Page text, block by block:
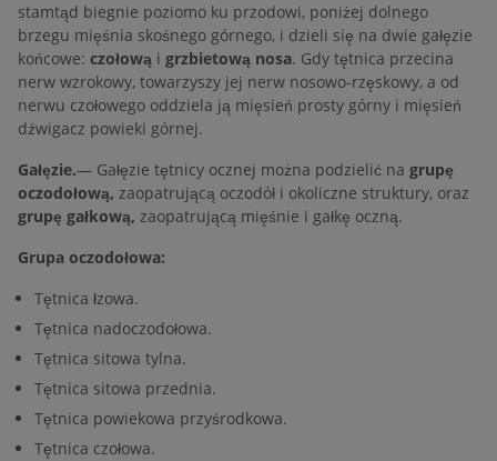
stamtąd biegnie poziomo ku przodowi, poniżej dolnego
brzegu mięśnia skośnego górnego, i dzieli się na dwie gałęzie
końcowe: czołową i grzbietową nosa. Gdy tętnica przecina
nerw wzrokowy, towarzyszy jej nerw nosowo-rzęskowy, a od
nerwu czołowego oddziela ją mięsień prosty górny i mięsień
dźwigacz powieki górnej.
Gałęzie.— Gałęzie tętnicy ocznej można podzielić na grupę
oczodołową, zaopatrującą oczodół i okoliczne struktury, oraz
grupę gałkową, zaopatrującą mięśnie i gałkę oczną.
Grupa oczodołowa:
Tętnica łzowa.
Tętnica nadoczodołowa.
Tętnica sitowa tylna.
Tętnica sitowa przednia.
Tętnica powiekowa przyśrodkowa.
Tętnica czołowa.